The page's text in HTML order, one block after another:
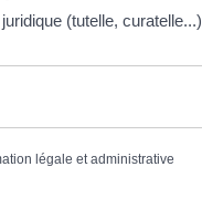
(tutelle, curatelle...)
légale et administrative